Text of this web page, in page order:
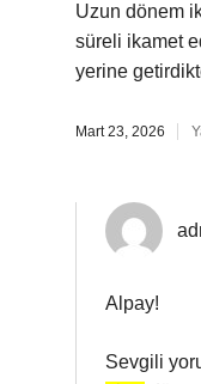
Uzun dönem
süreli ikamet
yerine
Mart 23, 2026
Alpay!
Sevgili